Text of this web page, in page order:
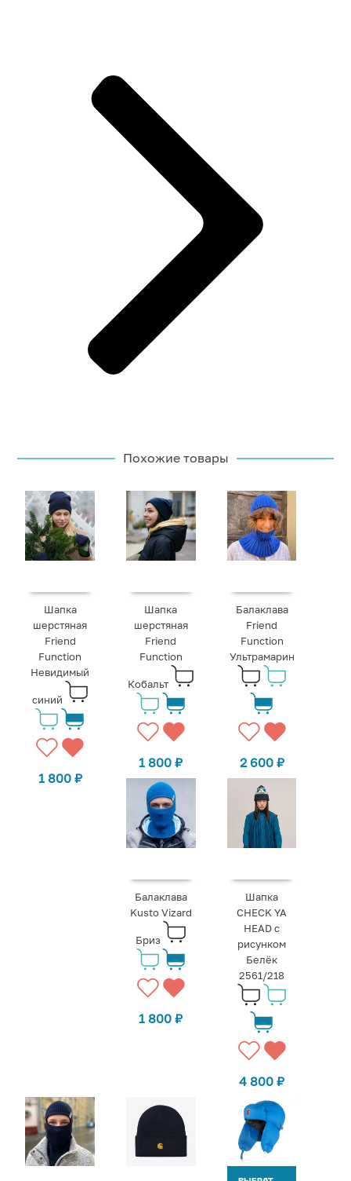
Похожие товары
Шапка
шерстяная
Friend
Function
Невидимый
синий
1 800 ₽
Шапка
шерстяная
Friend
Function
Кобальт
1 800₽
Балаклава
Friend
Function
Ультрамарин
2 600 ₽
Балаклава
Kusto Vizard
Бриз
1 800₽
Шапка
CHECK YA
HEAD с
рисунком
Белёк
2561/218
4 800₽